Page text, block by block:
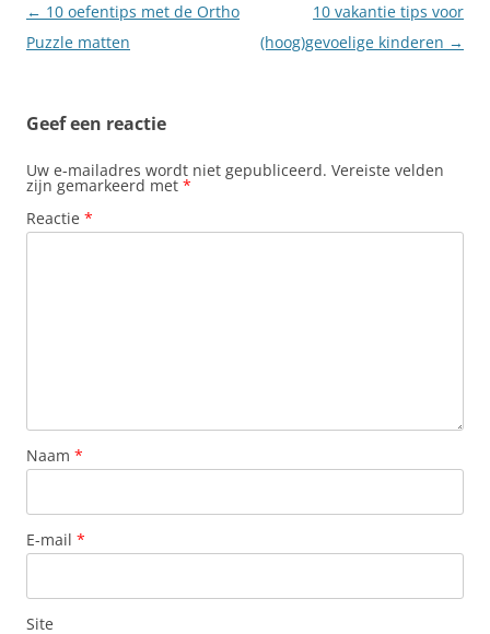
Berichtnavigatie
← 10 oefentips met de Ortho
Puzzle matten
10 vakantie tips voor
(hoog)gevoelige kinderen →
Geef een reactie
Uw e-mailadres wordt niet gepubliceerd. Vereiste velden
zijn gemarkeerd met *
Reactie *
Naam *
E-mail *
Site